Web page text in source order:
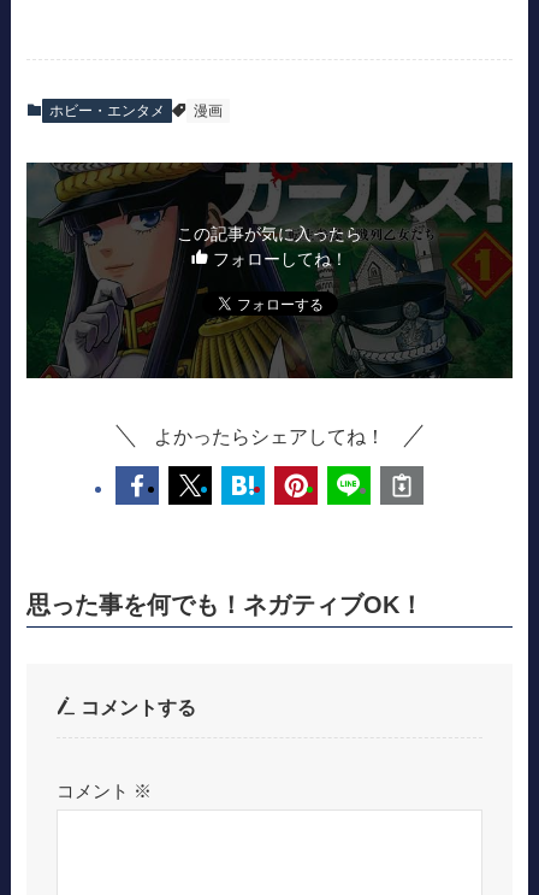
ホビー・エンタメ 漫画
この記事が気に入ったら
フォローしてね！
よかったらシェアしてね！
思った事を何でも！ネガティブOK！
コメントする
コメント ※